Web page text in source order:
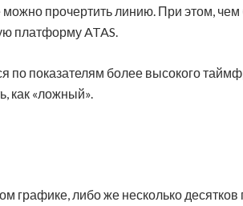
прочертить линию. При этом,
платформу ATAS.
по показателям более высокого
как «ложный».
либо же несколько десятков